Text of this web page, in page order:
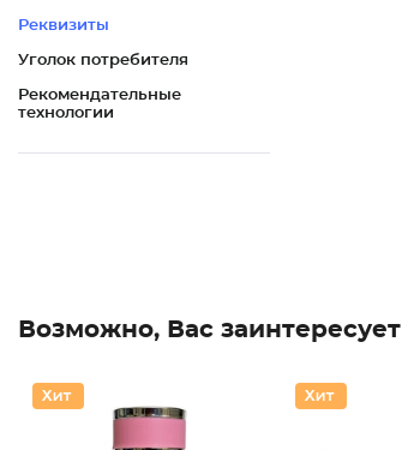
Реквизиты
Уголок потребителя
Рекомендательные
технологии
Возможно, Вас заинтересует